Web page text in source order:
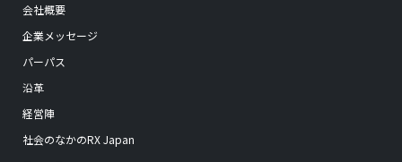
会社概要
企業メッセージ
パーパス
沿革
経営陣
社会のなかのRX Japan